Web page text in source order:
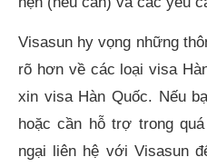
Visasun hy vọng những
rõ hơn về các loại visa
xin visa Hàn Quốc. Nếu
hoặc cần hỗ trợ trong
ngại liên hệ với Visasun